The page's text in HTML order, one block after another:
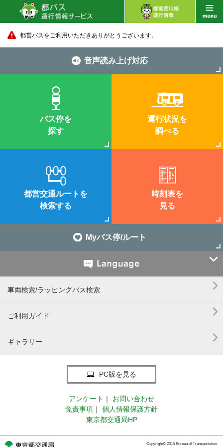
都営バスをご利用いただきありがとうございます。
音声読み上げ対応
バス停を
探す
運行状況を
調べる
都営交通ルートを
検索する
時刻表を
見る
Myバス停/ルート

車両検索/ラッピングバス検索 
ご利用ガイド 
ギャラリー 
PC版を見る
アンケート ｜
お問い合わせ
免責事項 ｜
個人情報保護方針
東京都交通局HP
Copyright© 2015 Bureau of Transportation.